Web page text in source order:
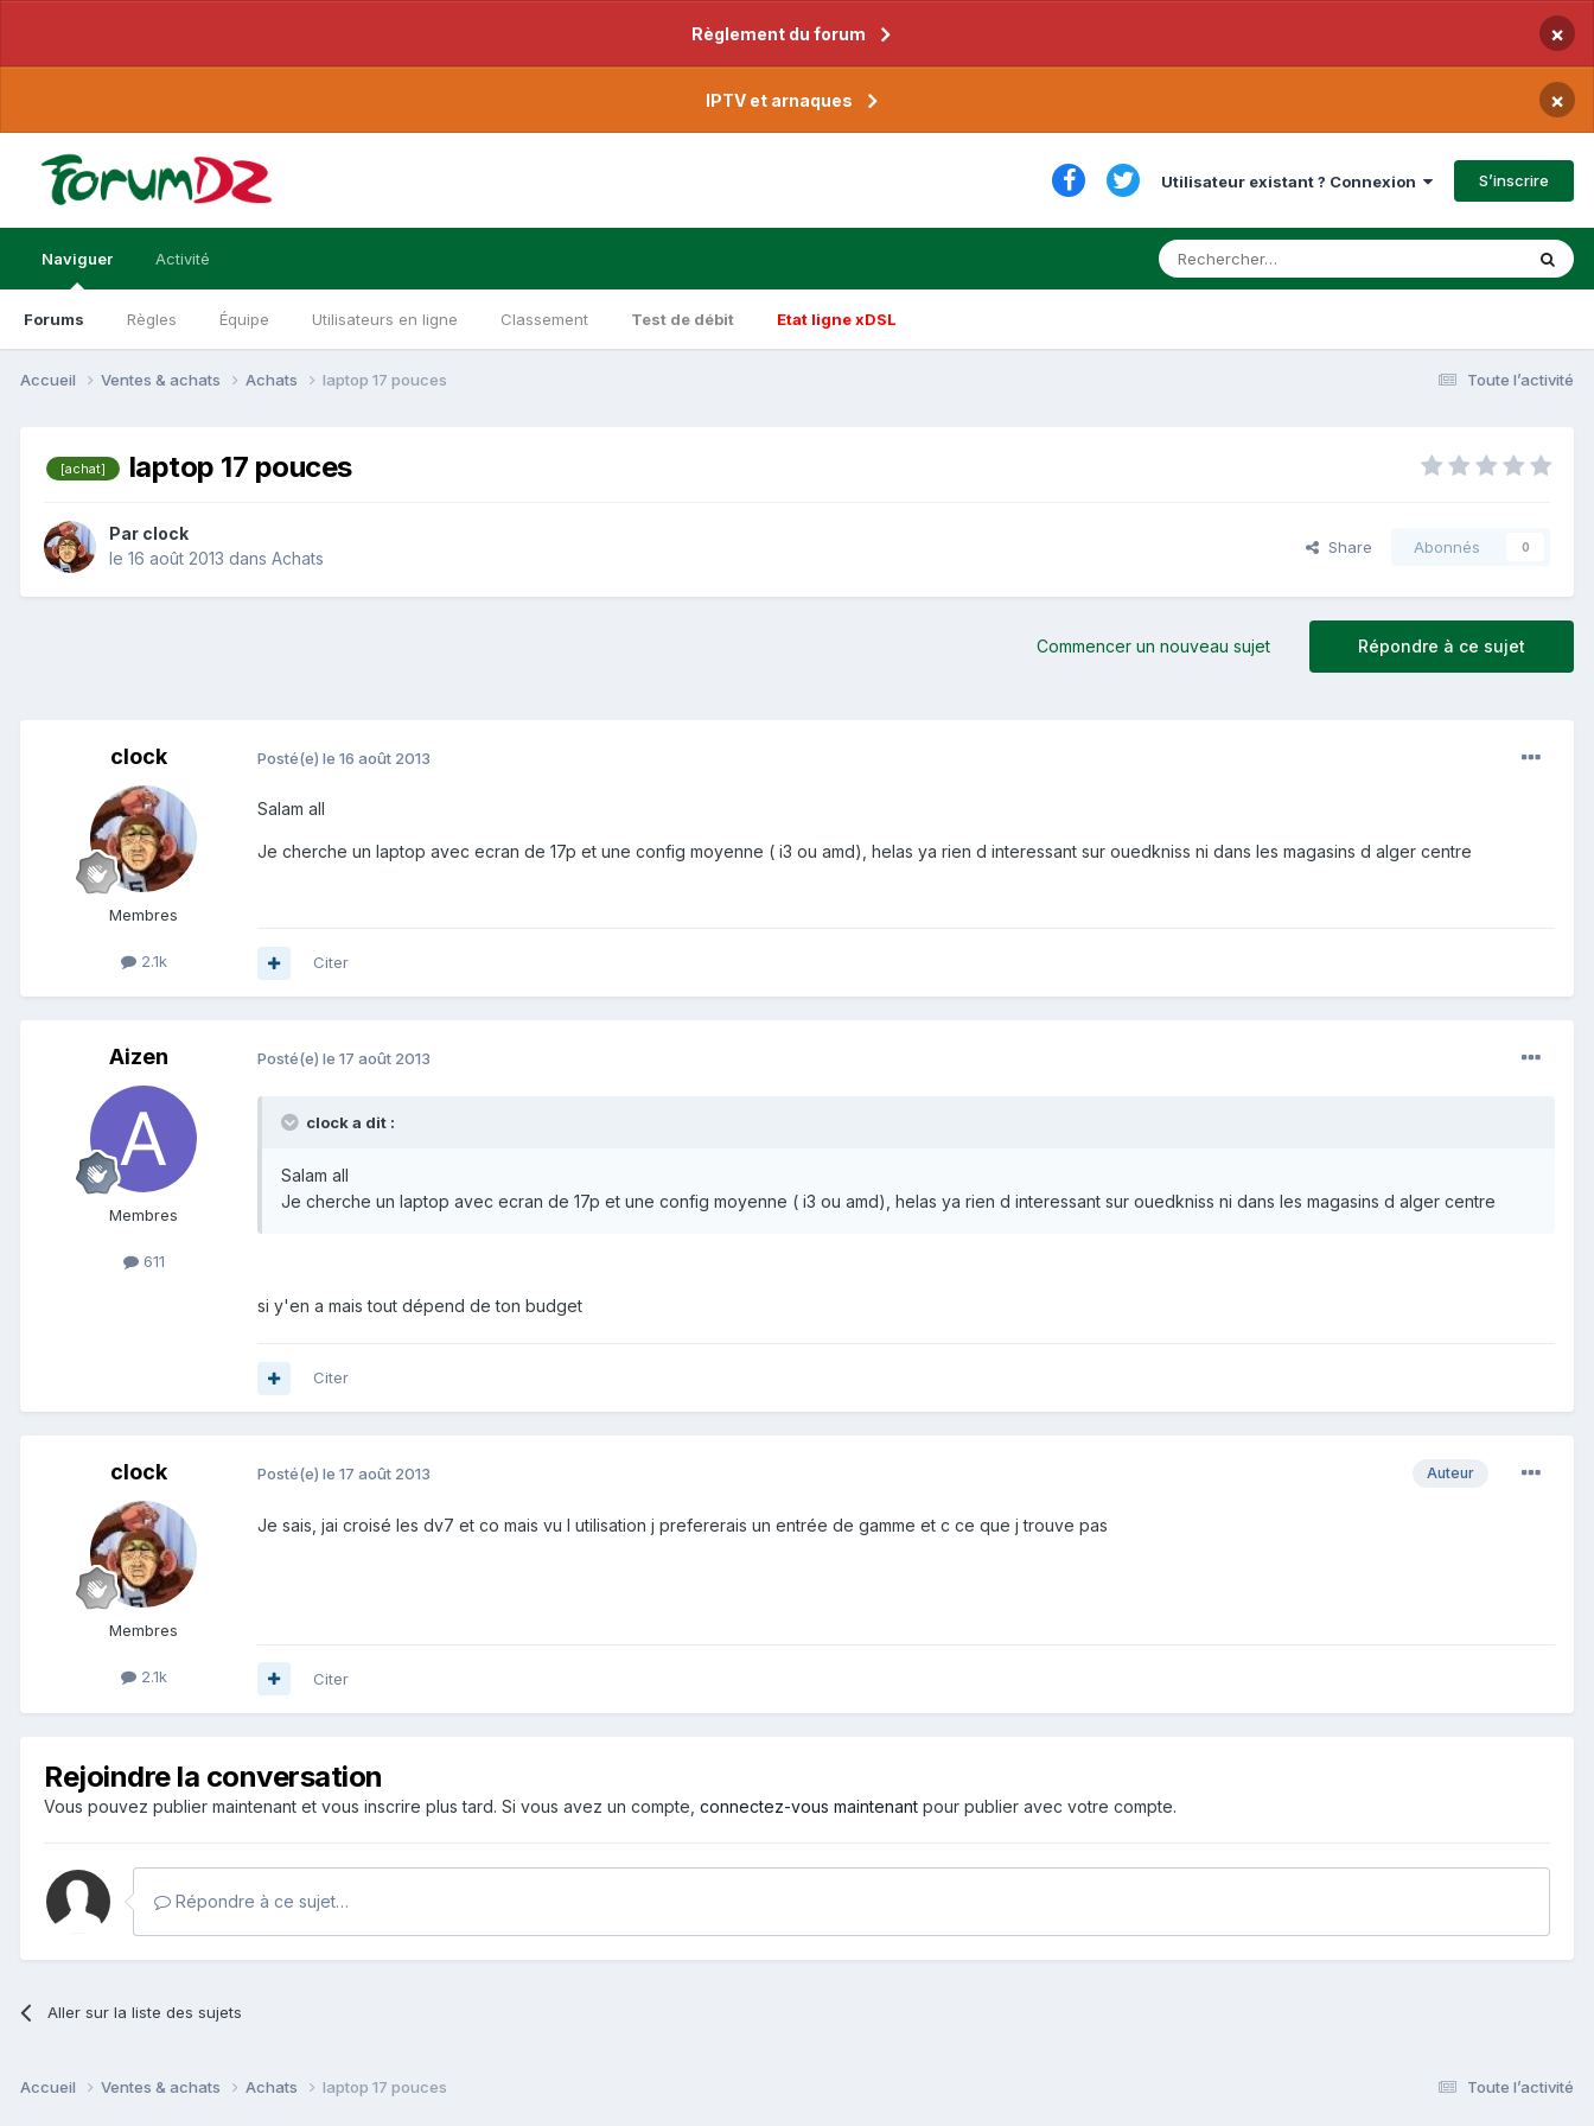
Règlement du forum ×
IPTV et arnaques ×
Utilisateur existant ? Connexion S’inscrire
Naviguer
Forums Règles Équipe Utilisateurs en ligne Classement Test de débit Etat ligne xDSL
Activité
Toute l’activité
Accueil Ventes & achats Achats laptop 17 pouces
[achat] laptop 17 pouces
Par clock
le 16 août 2013 dans Achats
Share Abonnés 0
Répondre à ce sujet
Commencer un nouveau sujet
clock
Membres
2.1k
Posté(e) le 16 août 2013
Salam all
Je cherche un laptop avec ecran de 17p et une config moyenne ( i3 ou amd), helas ya rien d interessant sur ouedkniss ni dans les magasins d alger centre
Citer
Aizen
Membres
611
Posté(e) le 17 août 2013
clock a dit :
Salam all
Je cherche un laptop avec ecran de 17p et une config moyenne ( i3 ou amd), helas ya rien d interessant sur ouedkniss ni dans les magasins d alger centre
si y'en a mais tout dépend de ton budget
Citer
clock
Membres
2.1k
Auteur
Posté(e) le 17 août 2013
Je sais, jai croisé les dv7 et co mais vu l utilisation j prefererais un entrée de gamme et c ce que j trouve pas
Citer
Rejoindre la conversation
Vous pouvez publier maintenant et vous inscrire plus tard. Si vous avez un compte, connectez-vous maintenant pour publier avec votre compte.
Répondre à ce sujet…
Aller sur la liste des sujets
Toute l’activité
Accueil Ventes & achats Achats laptop 17 pouces